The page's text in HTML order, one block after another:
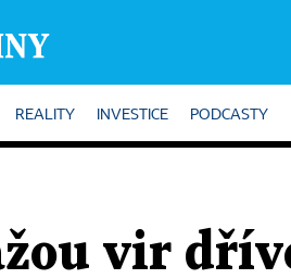
REALITY INVESTICE PODCASTY
vir